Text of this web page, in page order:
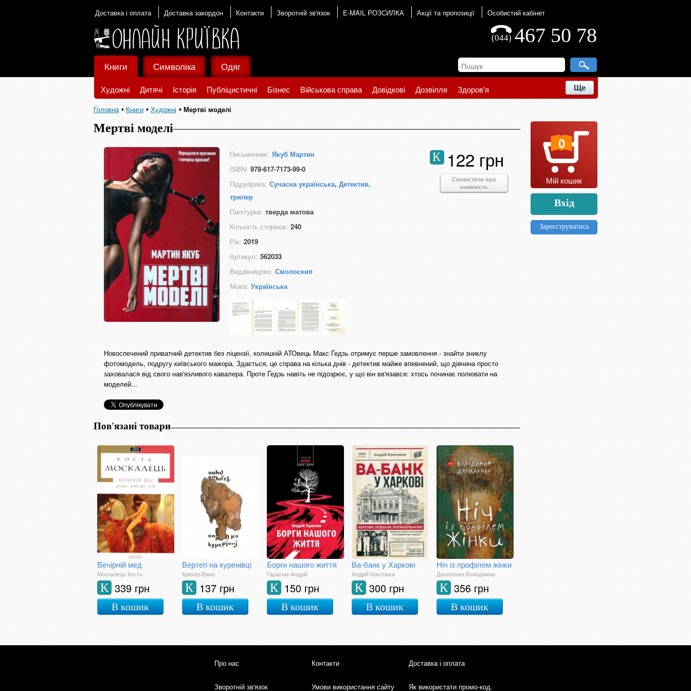
Доставка і оплата Доставка закордон Контакти Зворотній зв'язок E-MAIL РОЗСИЛКА Акції та пропозиції Особистий кабінет
467 50 78
(044)
Книги
Художні Дитячі Історія Публіцистичні Бізнес Військова справа Довідкові Дозвілля Здоров'я Ще
Символіка Одяг
Головна Книги Художні Мертві моделі
Мертві моделі
Письменник: Якуб Мартин
ISBN: 978-617-7173-99-0
Підрубрика: Сучасна українська, Детектив,
трилер
Палітурка: тверда матова
Кількість сторінок: 240
Рік: 2019
Артикул: 562033
Видавництво: Смолоскип
Мова: Українська
122 грн
К
Сповістити про
наявність
Новоспечений приватний детектив без ліцензії, колишній АТОвець Макс Ґедзь отримує перше замовлення - знайти зниклу
фотомодель, подругу київського мажора. Здається, це справа на кілька днів - детектив майже впевнений, що дівчина просто
заховалася від свого нав'язливого кавалера. Проте Ґедзь навіть не підозрює, у що він вв'язався: хтось починає полювати на
моделей...
Пов'язані товари
Вечірній мед
Москалець Кость
339 грн
К
В кошик
Вертеп на куренівці
Крюгер Вано
137 грн
К
В кошик
Борги нашого життя
Гарасим Андрій
150 грн
К
В кошик
Ва-банк у Харкові
Андрій Кокотюха
300 грн
К
В кошик
Ніч із профілем жінки
Даниленко Володимир
356 грн
К
В кошик
0
Мій кошик
Вхід
Зареєструватись
Про нас Контакти Доставка і оплата
Зворотній зв'язок Умови використання сайту Як використати промо-код.